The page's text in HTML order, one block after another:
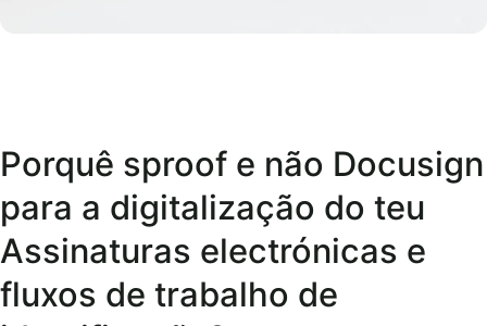
Porquê sproof e não Docusign
para a digitalização do teu
Assinaturas electrónicas e
fluxos de trabalho de